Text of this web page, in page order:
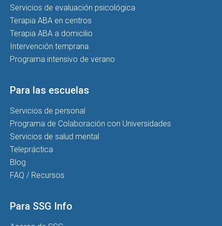
Servicios de evaluación psicológica
Terapia ABA en centros
Terapia ABA a domicilio
Intervención temprana
Programa intensivo de verano
Para las escuelas
Servicios de personal
Programa de Colaboración con Universidades
Servicios de salud mental
Telepráctica
Blog
FAQ / Recursos
Para SSG Info